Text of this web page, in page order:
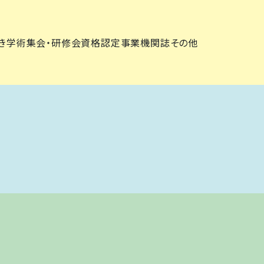
学術集会・研修会資格認定事業機関誌その他